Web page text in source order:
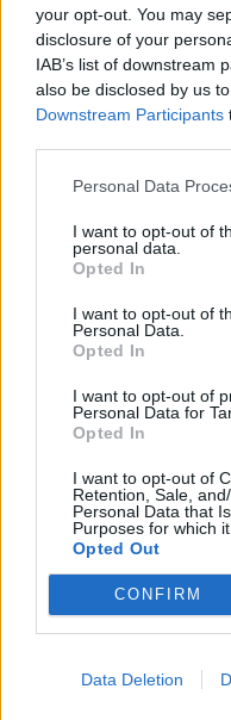
your opt-out. You may
disclosure of your
IAB’s list of downstream
also be disclosed by us
Downstream Participants
Personal Data
I want to opt-out of
personal data.
Opted In
I want to opt-out of
Personal Data.
Opted In
I want to opt-out of
Personal Data for
Opted In
I want to opt-out of
Retention, Sale,
Personal Data that
Purposes for which
Opted Out
CONFIRM
Data Deletion
Το
γίνεται
Το Υπουργείο
διάταξη που
δεκαετιών απαίτηση
και ολόκληρου του
του Δημάρχου Γιάννη
Ανδριανού, το
Μιχάλη Χρυσοχοΐδη
28.06.2025 - 07.45